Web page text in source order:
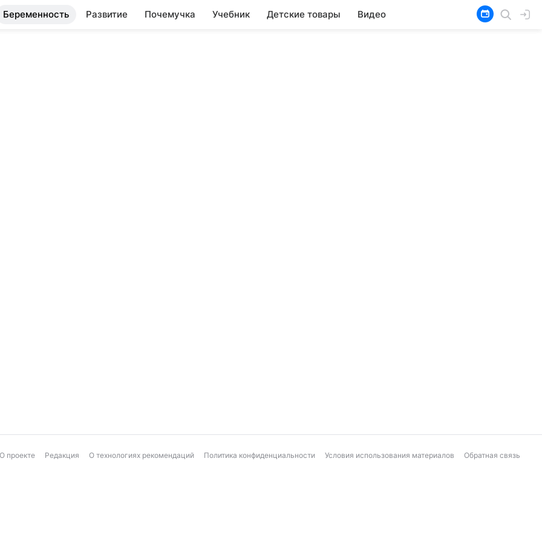
Беременность Развитие Почемучка Учебник Детские товары Видео
О проекте Редакция О технологиях рекомендаций Политика конфиденциальности Условия использования материалов Обратная связь